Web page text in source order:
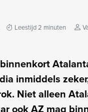
Leestijd 2 minuten
inmiddels
Niet alleen
ook AZ mag